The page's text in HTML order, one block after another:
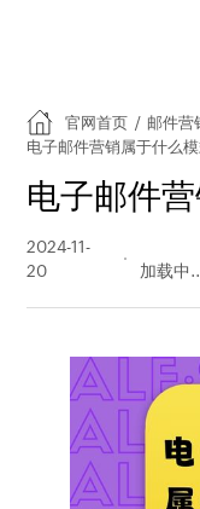
官网首页 / 邮件营
电子邮件营销属于什么
电子邮件
2024-11-
20
量